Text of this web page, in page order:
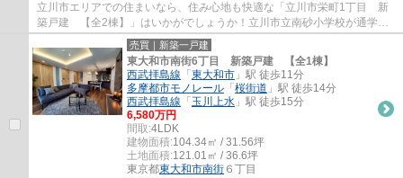
立川市エリアでの住まいなら、住み心地も快適な「立川市栄町1丁目 新
築戸建 【全2棟】」はいかがでしょうか！立川市立南砂小学校が通学範
囲内、学校まで徒歩5分！システムキッチン付...
売買｜新築一戸建
東大和市南街6丁目 新築戸建 【全1棟】
西武拝島線 「 東大和市 」駅 徒歩11分
多摩都市モノレール 「 桜街道 」駅 徒歩14分
西武拝島線 「 玉川上水 」駅 徒歩15分
6,580万円
間取:4LDK
建物面積:104.34㎡ / 31.56坪
土地面積:121.01㎡ / 36.6坪
東京都東大和市南街 ６丁目